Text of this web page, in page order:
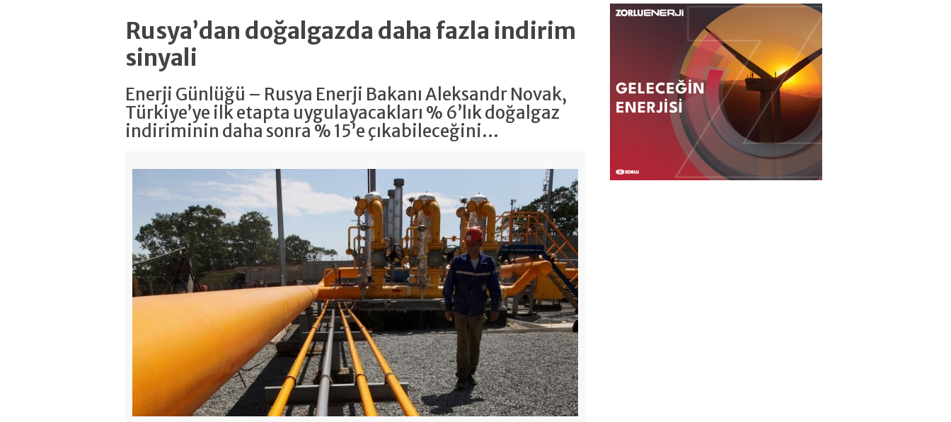
Rusya’dan doğalgazda daha fazla indirim
sinyali
Enerji Günlüğü – Rusya Enerji Bakanı Aleksandr Novak,
Türkiye’ye ilk etapta uygulayacakları % 6’lık doğalgaz
indiriminin daha sonra % 15’e çıkabileceğini...